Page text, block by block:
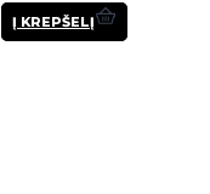
Į KREPŠELĮ